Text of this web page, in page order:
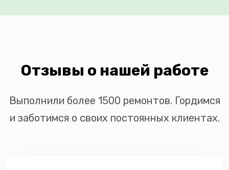
Отзывы о нашей работе
Выполнили более 1500 ремонтов. Гордимся
и заботимся о своих постоянных клиентах.